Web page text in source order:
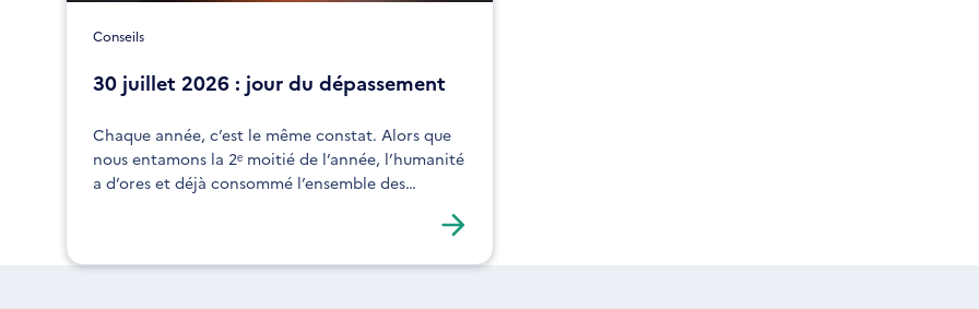
Conseils
30 juillet 2026 : jour du dépassement
Chaque année, c’est le même constat. Alors que
nous entamons la 2ᵉ moitié de l’année, l’humanité
a d’ores et déjà consommé l’ensemble des